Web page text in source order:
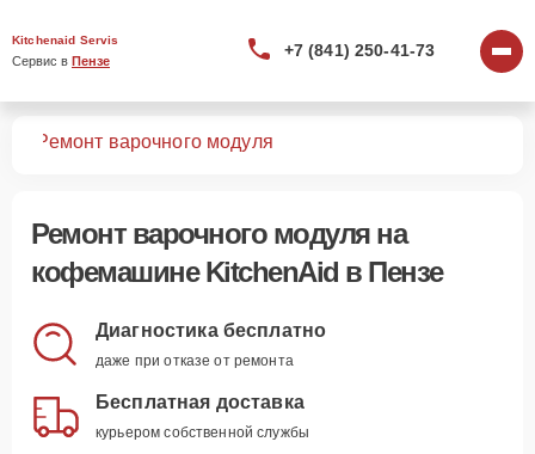
Kitchenaid Servis
Сервис в Пензе
+7 (841) 250-41-73
Ремонт варочного модуля
Ремонт варочного модуляна
кофемашине KitchenAid в Пензе
Диагностика бесплатно
даже при отказе от ремонта
Бесплатная доставка
курьером собственной службы